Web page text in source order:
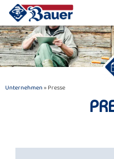
Unternehmen» Presse